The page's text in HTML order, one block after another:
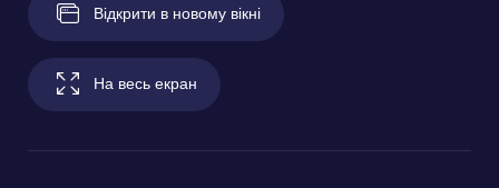
Відкрити в новому вікні
На весь екран